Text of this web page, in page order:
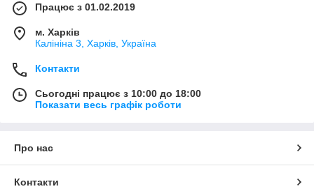
Працює з 01.02.2019
м. Харків
Калініна 3, Харків, Україна
Контакти
Сьогодні працює з 10:00 до 18:00
Показати весь графік роботи
Про нас
Контакти